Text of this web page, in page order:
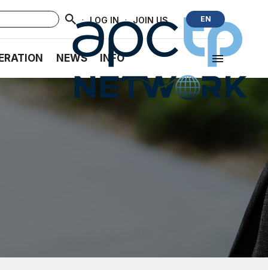
· LOG IN · JOIN US EN
NEWS INFO